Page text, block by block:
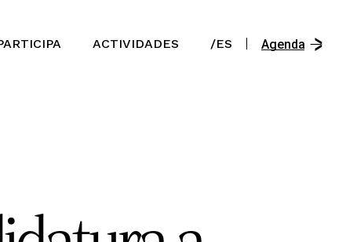
ACTIVIDADES /ES Agenda
/Es